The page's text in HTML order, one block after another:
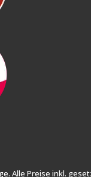
Alle Preise inkl.